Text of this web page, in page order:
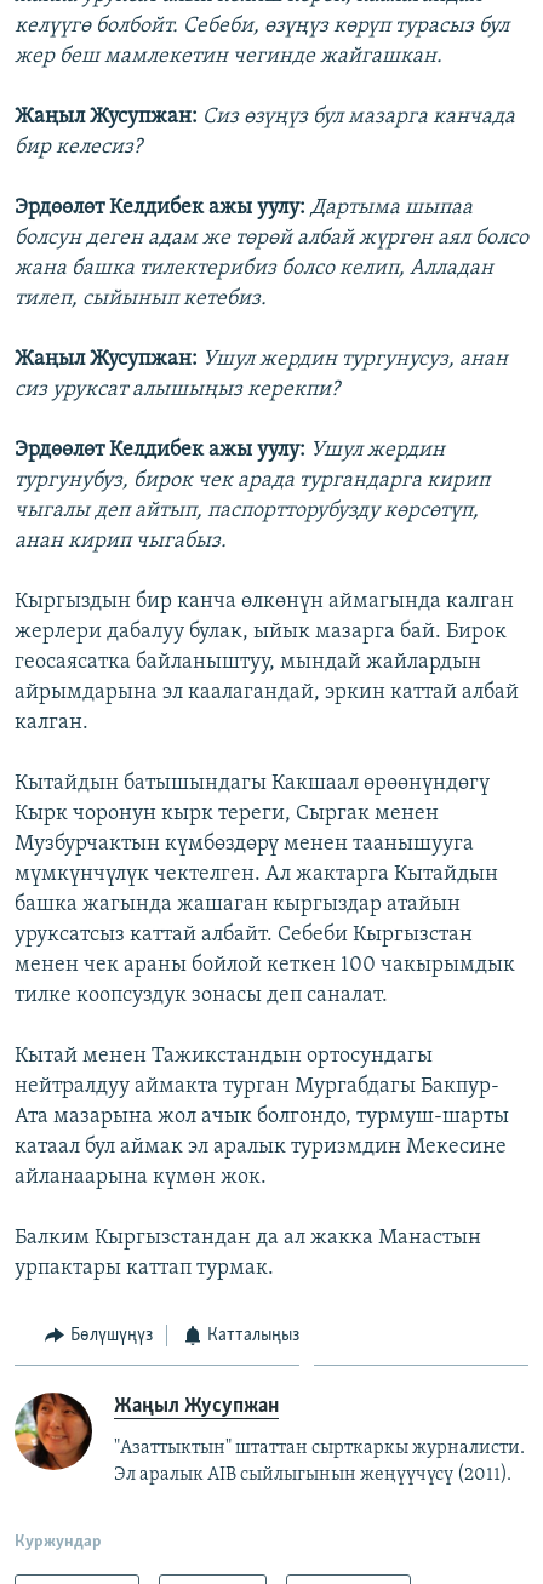
келүүгө болбойт. Себеби, өзүңүз көрүп турасыз бул
жер беш мамлекетин чегинде жайгашкан.
Жаңыл Жусупжан: Сиз өзүңүз бул мазарга канчада
бир келесиз?
Эрдөөлөт Келдибек ажы уулу: Дартыма шыпаа
болсун деген адам же төрөй албай жүргөн аял болсо
жана башка тилектерибиз болсо келип, Алладан
тилеп, сыйынып кетебиз.
Жаңыл Жусупжан: Ушул жердин тургунусуз, анан
сиз уруксат алышыңыз керекпи?
Эрдөөлөт Келдибек ажы уулу: Ушул жердин
тургунубуз, бирок чек арада тургандарга кирип
чыгалы деп айтып, паспортторубузду көрсөтүп,
анан кирип чыгабыз.
Кыргыздын бир канча өлкөнүн аймагында калган
жерлери дабалуу булак, ыйык мазарга бай. Бирок
геосаясатка байланыштуу, мындай жайлардын
айрымдарына эл каалагандай, эркин каттай албай
калган.
Кытайдын батышындагы Какшаал өрөөнүндөгү
Кырк чоронун кырк тереги, Сыргак менен
Музбурчактын күмбөздөрү менен таанышууга
мүмкүнчүлүк чектелген. Ал жактарга Кытайдын
башка жагында жашаган кыргыздар атайын
уруксатсыз каттай албайт. Себеби Кыргызстан
менен чек араны бойлой кеткен 100 чакырымдык
тилке коопсуздук зонасы деп саналат.
Кытай менен Тажикстандын ортосундагы
нейтралдуу аймакта турган Мургабдагы Бакпур-
Ата мазарына жол ачык болгондо, турмуш-шарты
катаал бул аймак эл аралык туризмдин Мекесине
айланаарына күмөн жок.
Балким Кыргызстандан да ал жакка Манастын
урпактары каттап турмак.
Бөлүшүңүз Катталыңыз
Жаңыл Жусупжан
"Азаттыктын" штаттан сырткаркы журналисти.
Эл аралык AIB сыйлыгынын жеңүүчүсү (2011).
Куржундар